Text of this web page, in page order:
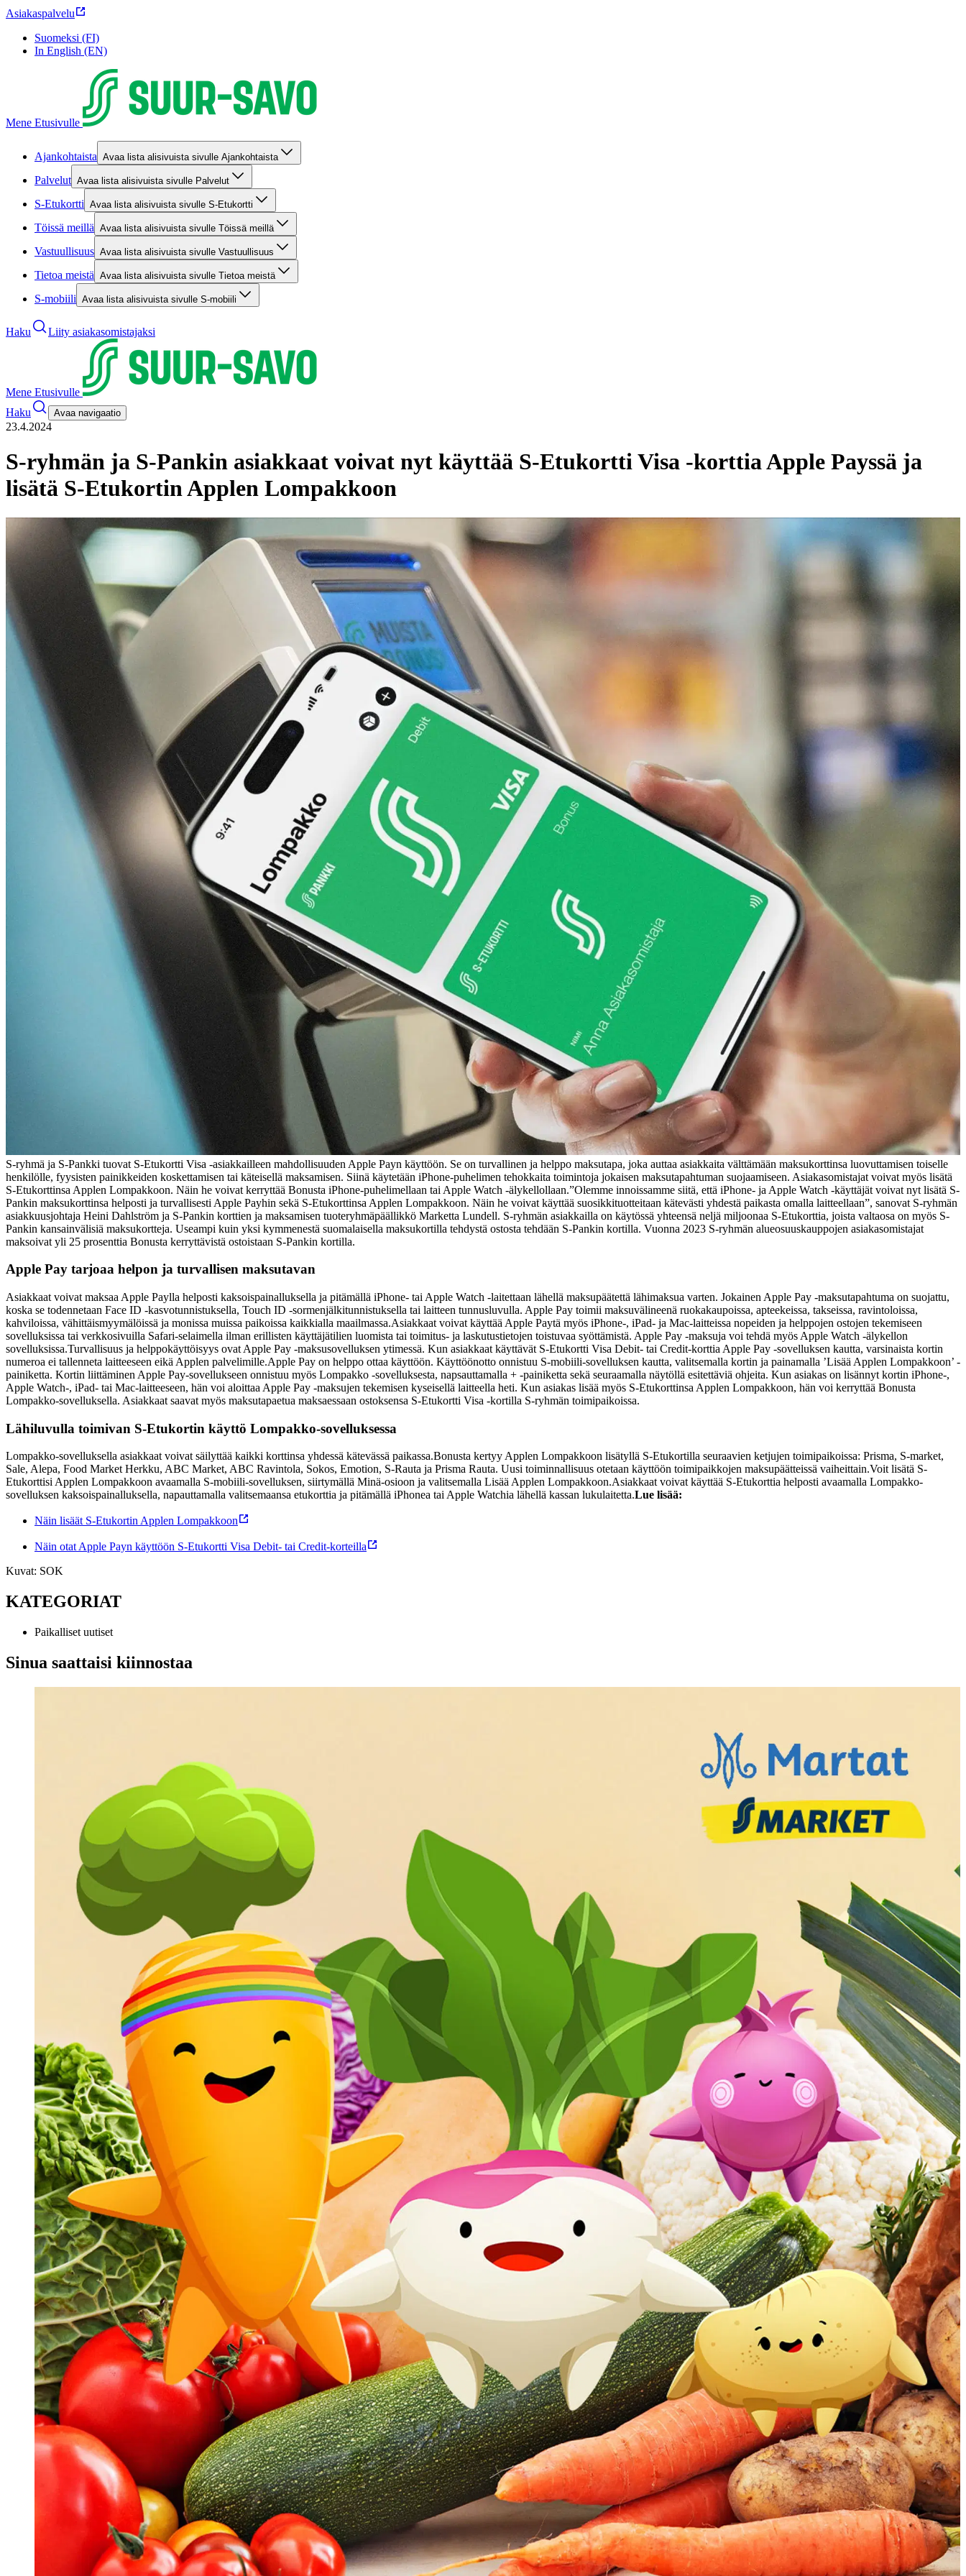
Asiakaspalvelu
Suomeksi (FI)
In English (EN)
Mene Etusivulle
Ajankohtaista Avaa lista alisivuista sivulle Ajankohtaista
Palvelut Avaa lista alisivuista sivulle Palvelut
S-Etukortti Avaa lista alisivuista sivulle S-Etukortti
Töissä meillä Avaa lista alisivuista sivulle Töissä meillä
Vastuullisuus Avaa lista alisivuista sivulle Vastuullisuus
Tietoa meistä Avaa lista alisivuista sivulle Tietoa meistä
S-mobiili Avaa lista alisivuista sivulle S-mobiili
Haku Liity asiakasomistajaksi
Mene Etusivulle
Haku
Avaa navigaatio
23.4.2024
S-ryhmän ja S-Pankin asiakkaat voivat nyt käyttää S-Etukortti Visa -korttia Apple Payssä ja
lisätä S-Etukortin Applen Lompakkoon
S-ryhmä ja S-Pankki tuovat S-Etukortti Visa -asiakkailleen mahdollisuuden Apple Payn käyttöön. Se on turvallinen ja helppo maksutapa, joka auttaa asiakkaita välttämään maksukorttinsa luovuttamisen toiselle
henkilölle, fyysisten painikkeiden koskettamisen tai käteisellä maksamisen. Siinä käytetään iPhone-puhelimen tehokkaita toimintoja jokaisen maksutapahtuman suojaamiseen. Asiakasomistajat voivat myös lisätä
S-Etukorttinsa Applen Lompakkoon. Näin he voivat kerryttää Bonusta iPhone-puhelimellaan tai Apple Watch -älykellollaan.”Olemme innoissamme siitä, että iPhone- ja Apple Watch -käyttäjät voivat nyt lisätä S-
Pankin maksukorttinsa helposti ja turvallisesti Apple Payhin sekä S-Etukorttinsa Applen Lompakkoon. Näin he voivat käyttää suosikkituotteitaan kätevästi yhdestä paikasta omalla laitteellaan”, sanovat S-ryhmän
asiakkuusjohtaja Heini Dahlström ja S-Pankin korttien ja maksamisen tuoteryhmäpäällikkö Marketta Lundell. S-ryhmän asiakkailla on käytössä yhteensä neljä miljoonaa S-Etukorttia, joista valtaosa on myös S-
Pankin kansainvälisiä maksukortteja. Useampi kuin yksi kymmenestä suomalaisella maksukortilla tehdystä ostosta tehdään S-Pankin kortilla. Vuonna 2023 S-ryhmän alueosuuskauppojen asiakasomistajat
maksoivat yli 25 prosenttia Bonusta kerryttävistä ostoistaan S-Pankin kortilla.
Apple Pay tarjoaa helpon ja turvallisen maksutavan
Asiakkaat voivat maksaa Apple Paylla helposti kaksoispainalluksella ja pitämällä iPhone- tai Apple Watch -laitettaan lähellä maksupäätettä lähimaksua varten. Jokainen Apple Pay -maksutapahtuma on suojattu,
koska se todennetaan Face ID -kasvotunnistuksella, Touch ID -sormenjälkitunnistuksella tai laitteen tunnusluvulla. Apple Pay toimii maksuvälineenä ruokakaupoissa, apteekeissa, takseissa, ravintoloissa,
kahviloissa, vähittäismyymälöissä ja monissa muissa paikoissa kaikkialla maailmassa.Asiakkaat voivat käyttää Apple Paytä myös iPhone-, iPad- ja Mac-laitteissa nopeiden ja helppojen ostojen tekemiseen
sovelluksissa tai verkkosivuilla Safari-selaimella ilman erillisten käyttäjätilien luomista tai toimitus- ja laskutustietojen toistuvaa syöttämistä. Apple Pay -maksuja voi tehdä myös Apple Watch -älykellon
sovelluksissa.Turvallisuus ja helppokäyttöisyys ovat Apple Pay -maksusovelluksen ytimessä. Kun asiakkaat käyttävät S-Etukortti Visa Debit- tai Credit-korttia Apple Pay -sovelluksen kautta, varsinaista kortin
numeroa ei tallenneta laitteeseen eikä Applen palvelimille.Apple Pay on helppo ottaa käyttöön. Käyttöönotto onnistuu S-mobiili-sovelluksen kautta, valitsemalla kortin ja painamalla ’Lisää Applen Lompakkoon’ -
painiketta. Kortin liittäminen Apple Pay-sovellukseen onnistuu myös Lompakko -sovelluksesta, napsauttamalla + -painiketta sekä seuraamalla näytöllä esitettäviä ohjeita. Kun asiakas on lisännyt kortin iPhone-,
Apple Watch-, iPad- tai Mac-laitteeseen, hän voi aloittaa Apple Pay -maksujen tekemisen kyseisellä laitteella heti. Kun asiakas lisää myös S-Etukorttinsa Applen Lompakkoon, hän voi kerryttää Bonusta
Lompakko-sovelluksella. Asiakkaat saavat myös maksutapaetua maksaessaan ostoksensa S-Etukortti Visa -kortilla S-ryhmän toimipaikoissa.
Lähiluvulla toimivan S-Etukortin käyttö Lompakko-sovelluksessa
Lompakko-sovelluksella asiakkaat voivat säilyttää kaikki korttinsa yhdessä kätevässä paikassa.Bonusta kertyy Applen Lompakkoon lisätyllä S-Etukortilla seuraavien ketjujen toimipaikoissa: Prisma, S-market,
Sale, Alepa, Food Market Herkku, ABC Market, ABC Ravintola, Sokos, Emotion, S-Rauta ja Prisma Rauta. Uusi toiminnallisuus otetaan käyttöön toimipaikkojen maksupäätteissä vaiheittain.Voit lisätä S-
Etukorttisi Applen Lompakkoon avaamalla S-mobiili-sovelluksen, siirtymällä Minä-osioon ja valitsemalla Lisää Applen Lompakkoon.Asiakkaat voivat käyttää S-Etukorttia helposti avaamalla Lompakko-
sovelluksen kaksoispainalluksella, napauttamalla valitsemaansa etukorttia ja pitämällä iPhonea tai Apple Watchia lähellä kassan lukulaitetta.Lue lisää:
Näin lisäät S-Etukortin Applen Lompakkoon
Näin otat Apple Payn käyttöön S-Etukortti Visa Debit- tai Credit-korteilla
Kuvat: SOK
KATEGORIAT
Paikalliset uutiset
Sinua saattaisi kiinnostaa